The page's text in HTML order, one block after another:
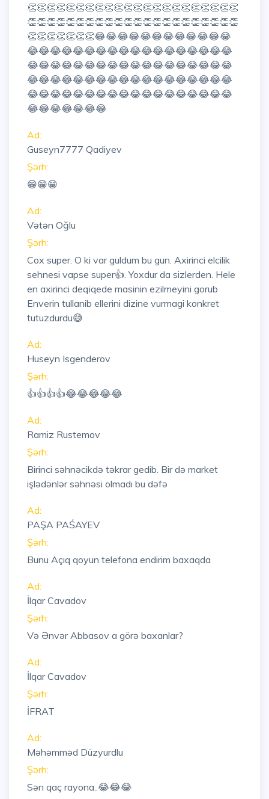
👏👏👏👏👏👏👏👏👏👏👏👏👏👏👏👏👏👏👏👏👏👏
👏👏👏👏👏👏👏👏👏👏👏👏👏👏👏👏👏👏👏👏👏👏
👏👏👏👏👏👏👏😂😂😂😂😂😂😂😂😂😂😂😂
😂😂😂😂😂😂😂😂😂😂😂😂😂😂😂😂😂😂
😂😂😂😂😂😂😂😂😂😂😂😂😂😂😂😂😂😂
😂😂😂😂😂😂😂😂😂😂😂😂😂😂😂😂😂😂
😂😂😂😂😂😂😂😂😂😂😂😂😂😂😂😂😂😂
😂😂😂😂😂😂😂
Ad:
Guseyn7777 Qadiyev
Şərh:
😁😁😁
Ad:
Vətən Oğlu
Şərh:
Cox super. O ki var guldum bu gun. Axirinci elcilik
sehnesi vapse super👍. Yoxdur da sizlerden. Hele
en axirinci deqiqede masinin ezilmeyini gorub
Enverin tullanib ellerini dizine vurmagi konkret
tutuzdurdu😅
Ad:
Huseyn Isgenderov
Şərh:
👍👍👍👍😂😂😂😂😂
Ad:
Ramiz Rustemov
Şərh:
Birinci səhnəcikdə təkrar gedib. Bir də market
işlədənlər səhnəsi olmadı bu dəfə
Ad:
PAŞA PAŚAYEV
Şərh:
Bunu Açıq qoyun telefona endirim baxaqda
Ad:
İlqar Cavadov
Şərh:
Və Ənvər Abbasov a görə baxanlar?
Ad:
İlqar Cavadov
Şərh:
İFRAT
Ad:
Məhəmməd Düzyurdlu
Şərh:
Sən qaç rayona..😂😂😂